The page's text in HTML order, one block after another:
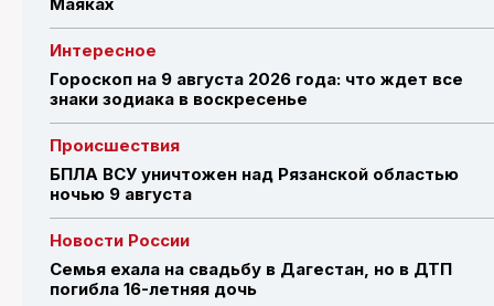
Маяках
Интересное
Гороскоп на 9 августа 2026 года: что ждет все
знаки зодиака в воскресенье
Происшествия
БПЛА ВСУ уничтожен над Рязанской областью
ночью 9 августа
Новости России
Семья ехала на свадьбу в Дагестан, но в ДТП
погибла 16-летняя дочь